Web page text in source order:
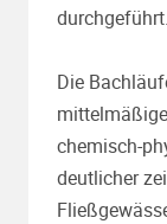
durchgeführt.
Die
chemisch-
deutlicher